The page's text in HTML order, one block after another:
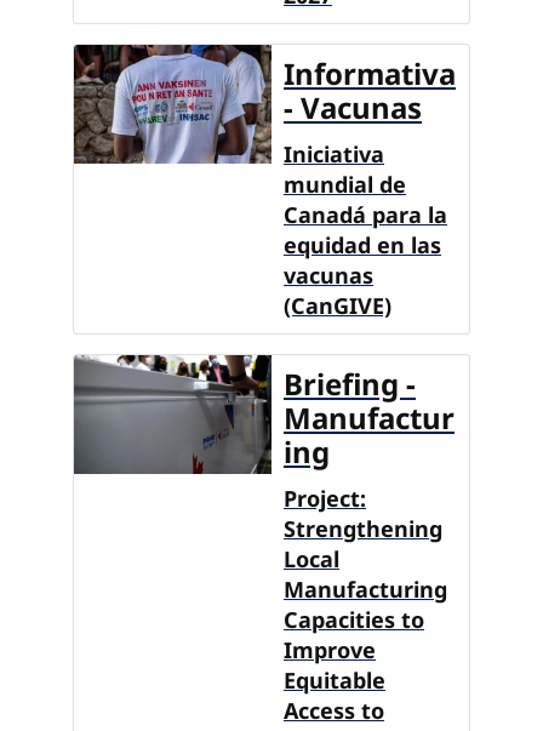
Informativa
- Vacunas
Iniciativa
mundial de
Canadá para la
equidad en las
vacunas
(CanGIVE)
Briefing -
Manufactur
ing
Project:
Strengthening
Local
Manufacturing
Capacities to
Improve
Equitable
Access to